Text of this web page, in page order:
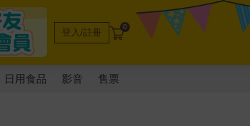
登入/註冊 0
日用食品 影音 售票